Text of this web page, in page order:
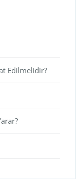
Edilmelidir?